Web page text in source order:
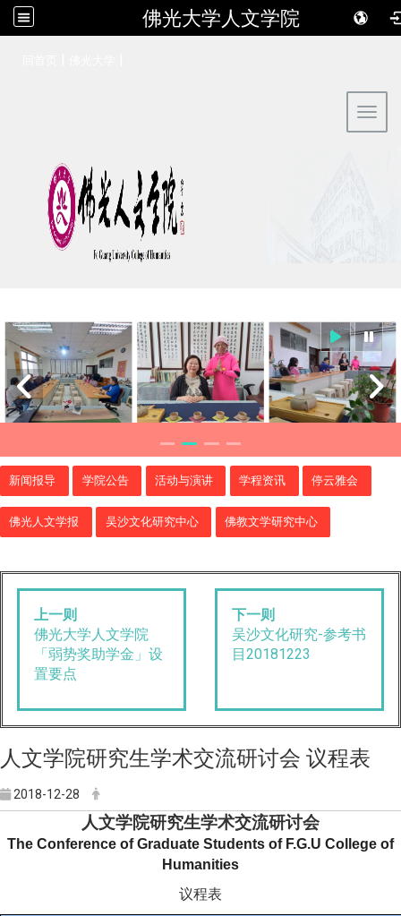
佛光大学人文学院
新闻报导 学院公告 活动与演讲 学程资讯 停云雅会
佛光人文学报 吴沙文化研究中心 佛教文学研究中心
上一则
佛光大学人文学院
「弱势奖助学金」设
置要点
下一则
吴沙文化研究-参考书
目20181223
人文学院研究生学术交流研讨会 议程表
2018-12-28
人文学院研究生学术交流研讨会
The Conference of Graduate Students of F.G.U College of
Humanities
议程表